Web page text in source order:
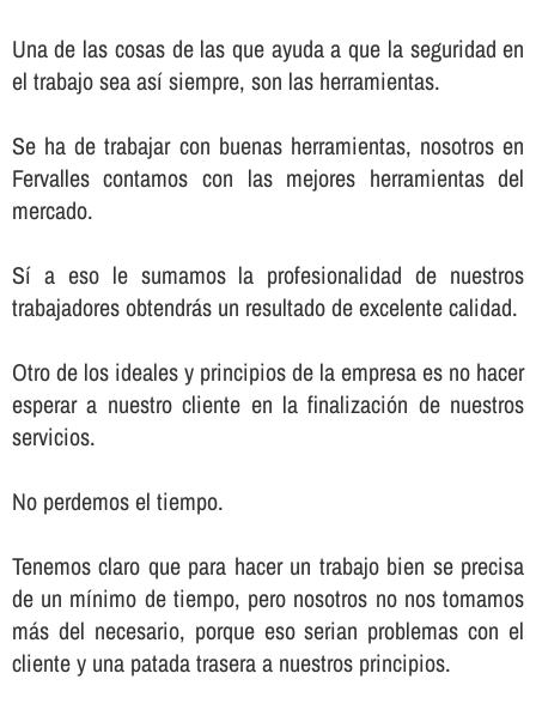
Una de las cosas de las que ayuda a que la seguridad en
el trabajo sea así­ siempre, son las herramientas.
Se ha de trabajar con buenas herramientas, nosotros en
Fervalles contamos con las mejores herramientas del
mercado.
Sí­ a eso le sumamos la profesionalidad de nuestros
trabajadores obtendrás un resultado de excelente calidad.
Otro de los ideales y principios de la empresa es no hacer
esperar a nuestro cliente en la finalización de nuestros
servicios.
No perdemos el tiempo.
Tenemos claro que para hacer un trabajo bien se precisa
de un mí­nimo de tiempo, pero nosotros no nos tomamos
más del necesario, porque eso serian problemas con el
cliente y una patada trasera a nuestros principios.